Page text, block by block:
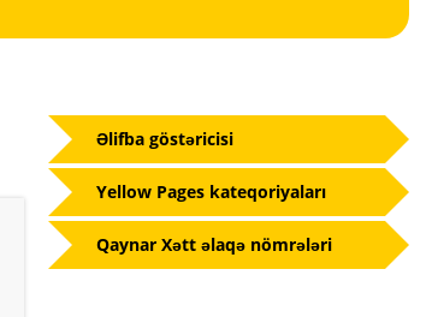
Əlifba göstəricisi
Yellow Pages kateqoriyaları
Qaynar Xətt əlaqə nömrələri